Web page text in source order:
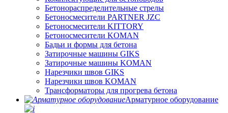
Бетонораспределительные стрелы
Бетоносмесители PARTNER JZC
Бетоносмесители KITTORY
Бетоносмесители KOMAN
Бадьи и формы для бетона
Затирочные машины GIKS
Затирочные машины KOMAN
Нарезчики швов GIKS
Нарезчики швов KOMAN
Трансформаторы для прогрева бетона
Арматурное оборудование